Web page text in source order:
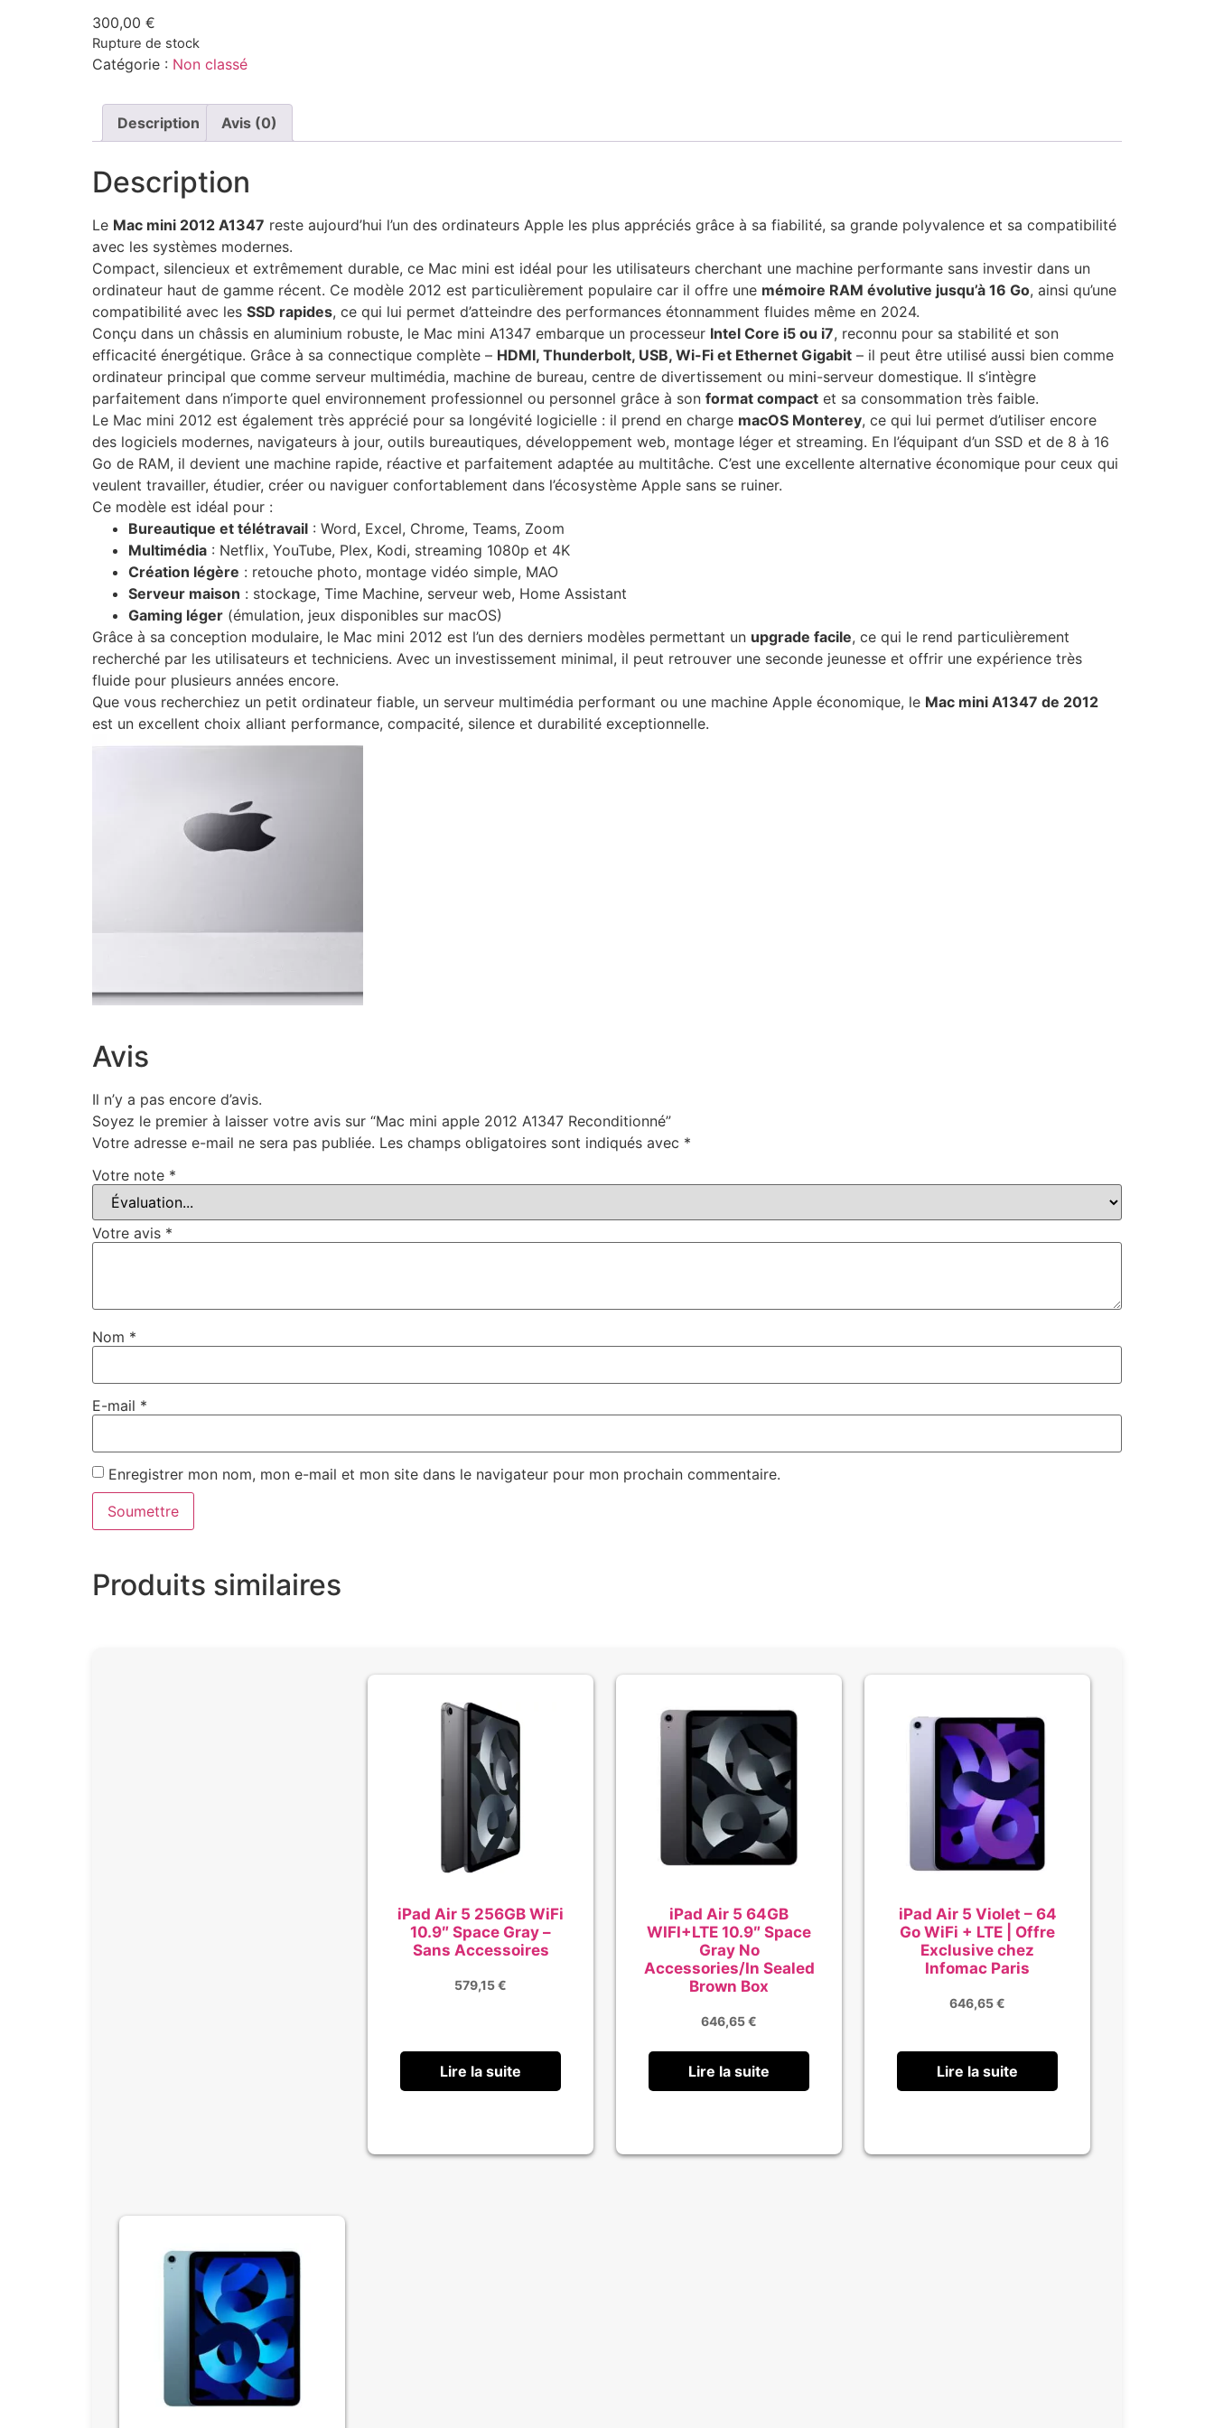
300,00 €
Rupture de stock
Catégorie : Non classé
Description Avis (0)
Description
Le Mac mini 2012 A1347 reste aujourd’hui l’un des ordinateurs Apple les plus appréciés grâce à sa fiabilité, sa grande polyvalence et sa compatibilité
avec les systèmes modernes.
Compact, silencieux et extrêmement durable, ce Mac mini est idéal pour les utilisateurs cherchant une machine performante sans investir dans un
ordinateur haut de gamme récent. Ce modèle 2012 est particulièrement populaire car il offre une mémoire RAM évolutive jusqu’à 16 Go, ainsi qu’une
compatibilité avec les SSD rapides, ce qui lui permet d’atteindre des performances étonnamment fluides même en 2024.
Conçu dans un châssis en aluminium robuste, le Mac mini A1347 embarque un processeur Intel Core i5 ou i7, reconnu pour sa stabilité et son
efficacité énergétique. Grâce à sa connectique complète – HDMI, Thunderbolt, USB, Wi-Fi et Ethernet Gigabit – il peut être utilisé aussi bien comme
ordinateur principal que comme serveur multimédia, machine de bureau, centre de divertissement ou mini-serveur domestique. Il s’intègre
parfaitement dans n’importe quel environnement professionnel ou personnel grâce à son format compact et sa consommation très faible.
Le Mac mini 2012 est également très apprécié pour sa longévité logicielle : il prend en charge macOS Monterey, ce qui lui permet d’utiliser encore
des logiciels modernes, navigateurs à jour, outils bureautiques, développement web, montage léger et streaming. En l’équipant d’un SSD et de 8 à 16
Go de RAM, il devient une machine rapide, réactive et parfaitement adaptée au multitâche. C’est une excellente alternative économique pour ceux qui
veulent travailler, étudier, créer ou naviguer confortablement dans l’écosystème Apple sans se ruiner.
Ce modèle est idéal pour :
Bureautique et télétravail : Word, Excel, Chrome, Teams, Zoom
Multimédia : Netflix, YouTube, Plex, Kodi, streaming 1080p et 4K
Création légère : retouche photo, montage vidéo simple, MAO
Serveur maison : stockage, Time Machine, serveur web, Home Assistant
Gaming léger (émulation, jeux disponibles sur macOS)
Grâce à sa conception modulaire, le Mac mini 2012 est l’un des derniers modèles permettant un upgrade facile, ce qui le rend particulièrement
recherché par les utilisateurs et techniciens. Avec un investissement minimal, il peut retrouver une seconde jeunesse et offrir une expérience très
fluide pour plusieurs années encore.
Que vous recherchiez un petit ordinateur fiable, un serveur multimédia performant ou une machine Apple économique, le Mac mini A1347 de 2012
est un excellent choix alliant performance, compacité, silence et durabilité exceptionnelle.
Avis
Il n’y a pas encore d’avis.
Soyez le premier à laisser votre avis sur “Mac mini apple 2012 A1347 Reconditionné”
Votre adresse e-mail ne sera pas publiée. Les champs obligatoires sont indiqués avec *
Votre note *
Votre avis *
Nom *
E-mail *
Enregistrer mon nom, mon e-mail et mon site dans le navigateur pour mon prochain commentaire.
Produits similaires
iPad Air 5 256GB WiFi
10.9″ Space Gray –
Sans Accessoires
579,15€
Lire la suite
iPad Air 5 64GB
WIFI+LTE 10.9″ Space
Gray No
Accessories/In Sealed
Brown Box
646,65€
Lire la suite
iPad Air 5 Violet – 64
Go WiFi + LTE | Offre
Exclusive chez
Infomac Paris
646,65€
Lire la suite